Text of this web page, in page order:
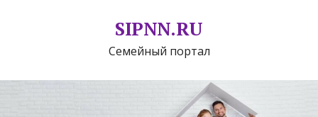
SIPNN.RU
Семейный портал